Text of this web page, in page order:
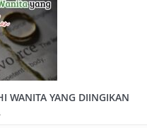
WANITA YANG DIINGIKAN